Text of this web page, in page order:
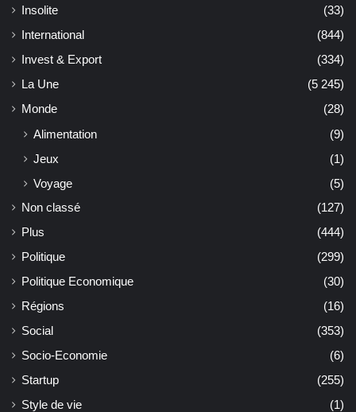
Insolite
(33)
International
(844)
Invest & Export
(334)
La Une
(5 245)
Monde
(28)
Alimentation
(9)
Jeux
(1)
Voyage
(5)
Non classé
(127)
Plus
(444)
Politique
(299)
Politique Economique
(30)
Régions
(16)
Social
(353)
Socio-Economie
(6)
Startup
(255)
Style de vie
(1)